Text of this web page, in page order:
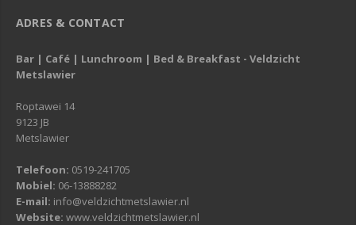
ADRES & CONTACT
Bar | Café | Lunchroom | Bed & Breakfast - Veldzicht
Metslawier
Roptawei 14
9123 JB
Metslawier
Telefoon: 0519-241705
Mobiel: 06-13888282
E-mail: info@veldzichtmetslawier.nl
Website: www.veldzichtmetslawier.nl